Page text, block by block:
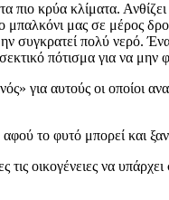
πιο κρύα κλίματα.
μας σε μέρος
συγκρατεί πολύ νερό.
πότισμα για να
αυτούς οι οποίοι
το φυτό μπορεί και
οικογένειες να